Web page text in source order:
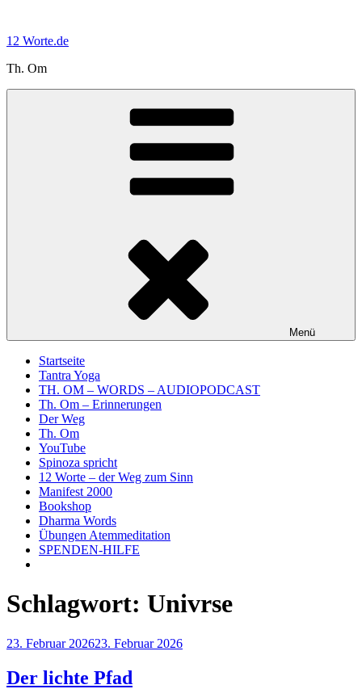
springen
12 Worte.de
Th. Om
Menü
Startseite
Tantra Yoga
TH. OM – WORDS – AUDIOPODCAST
Th. Om – Erinnerungen
Der Weg
Th. Om
YouTube
Spinoza spricht
12 Worte – der Weg zum Sinn
Manifest 2000
Bookshop
Dharma Words
Übungen Atemmeditation
SPENDEN-HILFE
Schlagwort: Univrse
Veröffentlicht
23. Februar 202623. Februar 2026
Der lichte Pfad